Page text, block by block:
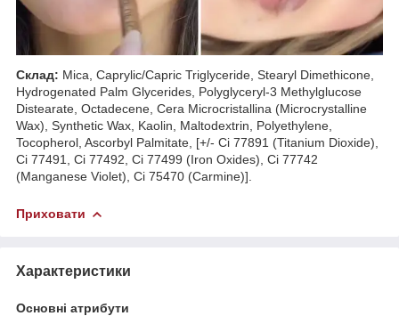
Склад: Mica, Caprylic/Capric Triglyceride, Stearyl Dimethicone,
Hydrogenated Palm Glycerides, Polyglyceryl-3 Methylglucose
Distearate, Octadecene, Cera Microcristallina (Microcrystalline
Wax), Synthetic Wax, Kaolin, Maltodextrin, Polyethylene,
Tocopherol, Ascorbyl Palmitate, [+/- Ci 77891 (Titanium Dioxide),
Ci 77491, Ci 77492, Ci 77499 (Iron Oxides), Ci 77742
(Manganese Violet), Ci 75470 (Carmine)].
Приховати
Характеристики
Основні атрибути